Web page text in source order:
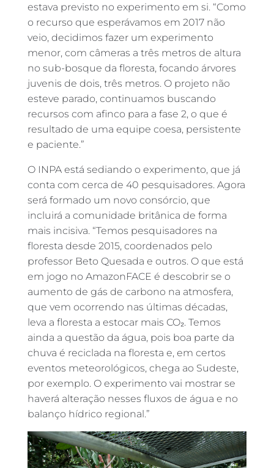
estava previsto no experimento em si. “Como
o recurso que esperávamos em 2017 não
veio, decidimos fazer um experimento
menor, com câmeras a três metros de altura
no sub-bosque da floresta, focando árvores
juvenis de dois, três metros. O projeto não
esteve parado, continuamos buscando
recursos com afinco para a fase 2, o que é
resultado de uma equipe coesa, persistente
e paciente.”
O INPA está sediando o experimento, que já
conta com cerca de 40 pesquisadores. Agora
será formado um novo consórcio, que
incluirá a comunidade britânica de forma
mais incisiva. “Temos pesquisadores na
floresta desde 2015, coordenados pelo
professor Beto Quesada e outros. O que está
em jogo no AmazonFACE é descobrir se o
aumento de gás de carbono na atmosfera,
que vem ocorrendo nas últimas décadas,
leva a floresta a estocar mais CO₂. Temos
ainda a questão da água, pois boa parte da
chuva é reciclada na floresta e, em certos
eventos meteorológicos, chega ao Sudeste,
por exemplo. O experimento vai mostrar se
haverá alteração nesses fluxos de água e no
balanço hídrico regional.”